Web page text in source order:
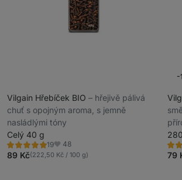
Vilgain Hřebíček BIO ⁠–⁠ hřejivě pálivá
chuť s opojným aroma, s jemně
nasládlými tóny
Celý 40 g
19
Hodnocení
5.0/5,
19
Oblíbené
48
89 Kč(222,50 Kč / 100 g)
-
4.3/
82
79